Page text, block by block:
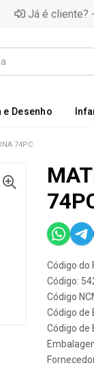
Já é cliente?
e Desenho
74PC
Código do
Código:
Código
Código de
Código de